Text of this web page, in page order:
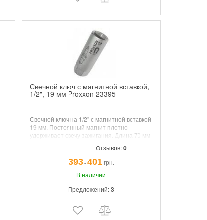
Свечной ключ с магнитной вставкой,
1/2", 19 мм Proxxon 23395
Свечной ключ на 1/2" с магнитной вставкой
19 мм. Постоянный магнит плотно
удерживает свечу зажигания. Длина 70 мм
Отзывов:0
393¯401грн.
В наличии
Предложений:3